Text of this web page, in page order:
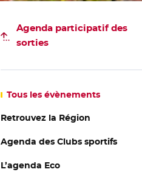
Agenda participatifdes
sorties
Tous les évènements
Retrouvez la Région
Agenda des Clubs sportifs
L’agenda Eco